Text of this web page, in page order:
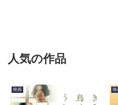
人気の作品
映画 映